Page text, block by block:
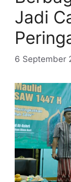
Jadi
6 September